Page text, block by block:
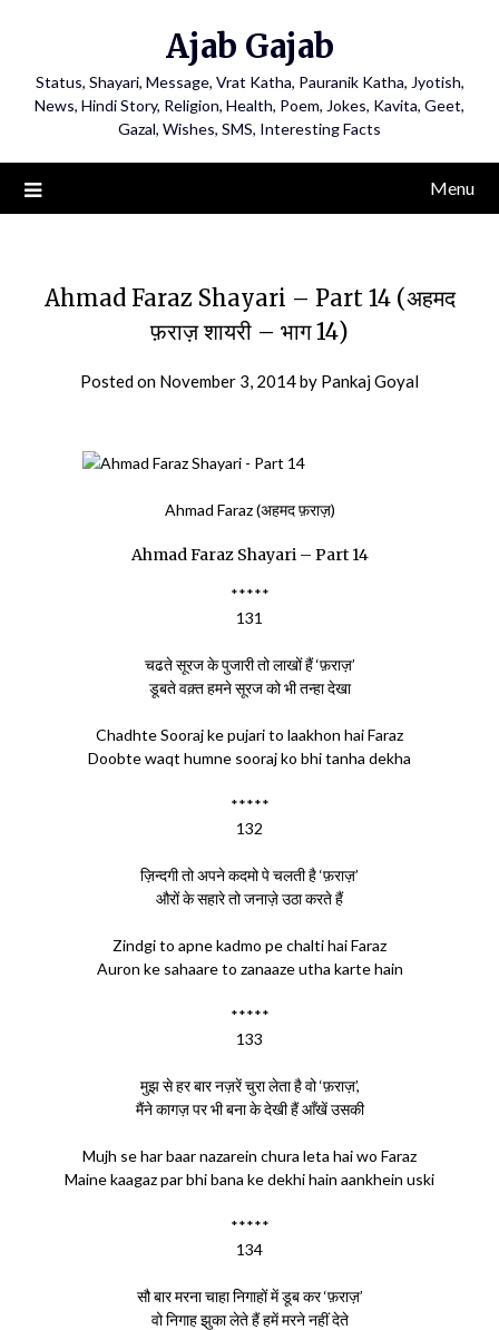
Ajab Gajab
Status, Shayari, Message, Vrat Katha, Pauranik Katha, Jyotish,
News, Hindi Story, Religion, Health, Poem, Jokes, Kavita, Geet,
Gazal, Wishes, SMS, Interesting Facts
Menu
Ahmad Faraz Shayari – Part 14 (अहमद
फ़राज़ शायरी – भाग 14)
Posted on November 3, 2014by Pankaj Goyal
Ahmad Faraz (अहमद फ़राज़)
Ahmad Faraz Shayari – Part 14
*****
131
चढते सूरज के पुजारी तो लाखों हैं ‘फ़राज़’
डूबते वक़्त हमने सूरज को भी तन्हा देखा
Chadhte Sooraj ke pujari to laakhon hai Faraz
Doobte waqt humne sooraj ko bhi tanha dekha
*****
132
ज़िन्दगी तो अपने कदमो पे चलती है ‘फ़राज़’
औरों के सहारे तो जनाज़े उठा करते हैं
Zindgi to apne kadmo pe chalti hai Faraz
Auron ke sahaare to zanaaze utha karte hain
*****
133
मुझ से हर बार नज़रें चुरा लेता है वो ‘फ़राज़’,
मैंने कागज़ पर भी बना के देखी हैं आँखें उसकी
Mujh se har baar nazarein chura leta hai wo Faraz
Maine kaagaz par bhi bana ke dekhi hain aankhein uski
*****
134
सौ बार मरना चाहा निगाहों में डूब कर ‘फ़राज़’
वो निगाह झुका लेते हैं हमें मरने नहीं देते